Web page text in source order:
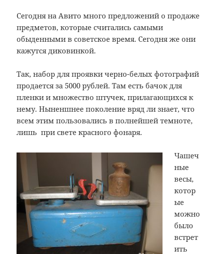
Сегодня на Авито много предложений о продаже
предметов, которые считались самыми
обыденными в советское время. Сегодня же они
кажутся диковинкой.
Так, набор для проявки черно-белых фотографий
продается за 5000 рублей. Там есть бачок для
пленки и множество штучек, прилагающихся к
нему. Ныненшнее поколение вряд ли знает, что
всем этим пользовались в полнейшей темноте,
лишь при свете красного фонаря.
Чашеч
ные
весы,
котор
ые
можно
было
встрет
ить